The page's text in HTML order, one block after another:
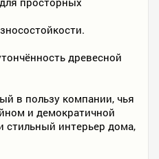
древесной
в пользу компании, чья
и демократичной
стильный интерьер дома,